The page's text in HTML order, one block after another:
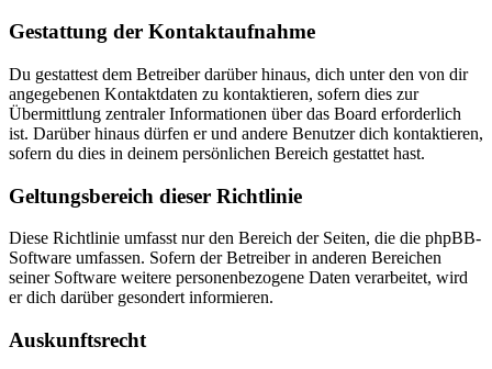
Gestattung der Kontaktaufnahme
Du gestattest dem Betreiber darüber hinaus, dich unter den von dir
angegebenen Kontaktdaten zu kontaktieren, sofern dies zur
Übermittlung zentraler Informationen über das Board erforderlich
ist. Darüber hinaus dürfen er und andere Benutzer dich kontaktieren,
sofern du dies in deinem persönlichen Bereich gestattet hast.
Geltungsbereich dieser Richtlinie
Diese Richtlinie umfasst nur den Bereich der Seiten, die die phpBB-
Software umfassen. Sofern der Betreiber in anderen Bereichen
seiner Software weitere personenbezogene Daten verarbeitet, wird
er dich darüber gesondert informieren.
Auskunftsrecht